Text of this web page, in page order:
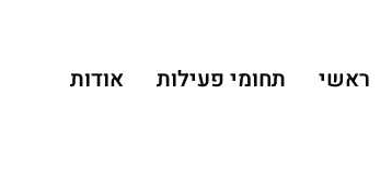
ראשי תחומי פעילות אודות